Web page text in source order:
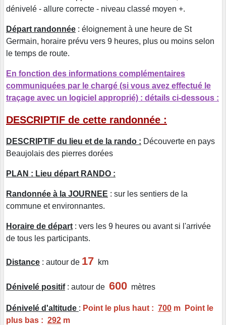
dénivelé - allure correcte - niveau classé moyen +.
Départ randonnée : éloignement à une heure de St
Germain, horaire prévu vers 9 heures, plus ou moins selon
le temps de route.
En fonction des informations complémentaires
communiquées par le chargé (si vous avez effectué le
traçage avec un logiciel approprié) : détails ci-dessous :
DESCRIPTIF de cette randonnée :
DESCRIPTIF du lieu et de la rando : Découverte en pays
Beaujolais des pierres dorées
PLAN : Lieu départ RANDO :
Randonnée à la JOURNEE : sur les sentiers de la
commune et environnantes.
Horaire de départ : vers les 9 heures ou avant si l'arrivée
de tous les participants.
Distance : autour de 17 km
Dénivelé positif: autour de 600 mètres
Dénivelé d'altitude : Point le plus haut : 700 m Point le
plus bas : 292 m